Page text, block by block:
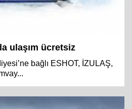
ulaşım ücretsiz
bağlı ESHOT, İZULAŞ,